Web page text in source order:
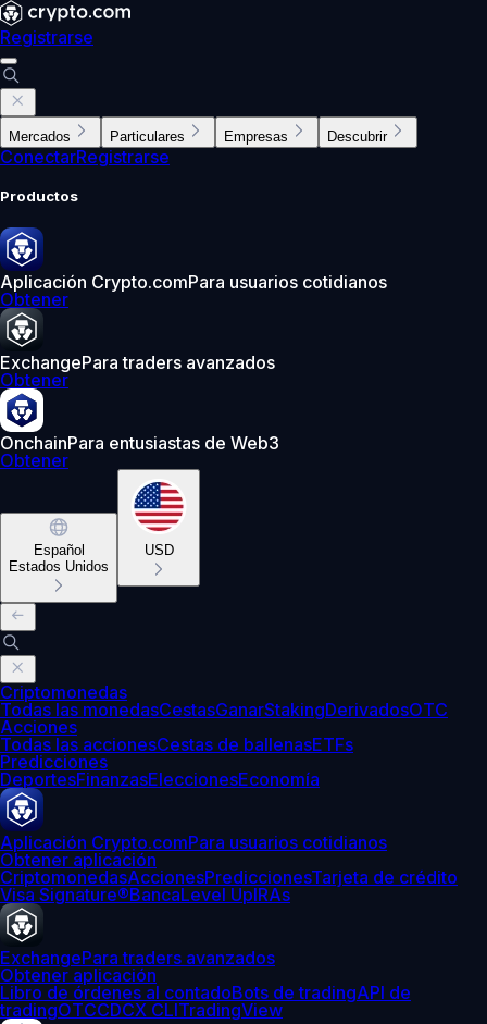
Registrarse
Mercados Particulares Empresas Descubrir
ConectarRegistrarse
Productos
Aplicación Crypto.comPara usuarios cotidianos
Obtener
ExchangePara traders avanzados
Obtener
OnchainPara entusiastas de Web3
Obtener
Español
Estados Unidos
USD
Criptomonedas
Todas las monedasCestasGanarStakingDerivadosOTC
Acciones
Todas las accionesCestas de ballenasETFs
Predicciones
DeportesFinanzasEleccionesEconomía
Aplicación Crypto.comPara usuarios cotidianos
Obtener aplicación
CriptomonedasAccionesPrediccionesTarjeta de crédito
Visa Signature®BancaLevel UpIRAs
ExchangePara traders avanzados
Obtener aplicación
Libro de órdenes al contadoBots de tradingAPI de
tradingOTCCDCX CLITradingView